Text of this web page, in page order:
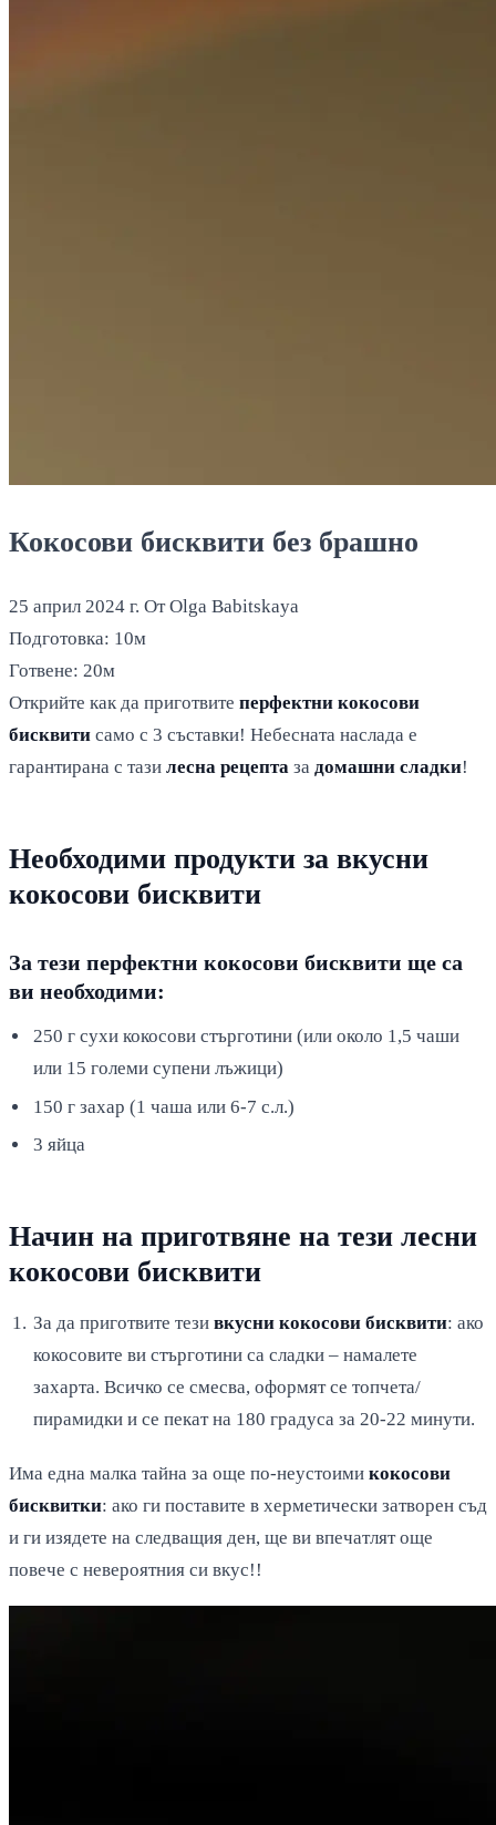
Кокосови бисквити без брашно
25 април 2024 г. От Olga Babitskaya
Подготовка: 10м
Готвене: 20м
Открийте как да приготвите перфектни кокосови
бисквити само с 3 съставки! Небесната наслада е
гарантирана с тази лесна рецепта за домашни сладки!
Необходими продукти за вкусни
кокосови бисквити
За тези перфектни кокосови бисквити ще са
ви необходими:
250 г сухи кокосови стърготини (или около 1,5 чаши
или 15 големи супени лъжици)
150 г захар (1 чаша или 6-7 с.л.)
3 яйца
Начин на приготвяне на тези лесни
кокосови бисквити
За да приготвите тезивкусни кокосови бисквити: ако
кокосовите ви стърготини са сладки – намалете
захарта. Всичко се смесва, оформят се топчета/
пирамидки и се пекат на 180 градуса за 20-22 минути.
Има една малка тайна за още по-неустоими кокосови
бисквитки: ако ги поставите в херметически затворен съд
и ги изядете на следващия ден, ще ви впечатлят още
повече с невероятния си вкус!!